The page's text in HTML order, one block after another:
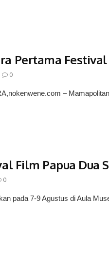
Pertama
0
–
Film Papua Dua
0
pada 7-9 Agustus di Aula